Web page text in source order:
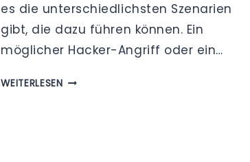
es die unterschiedlichsten Szenarien
gibt, die dazu führen können. Ein
möglicher Hacker-Angriff oder ein…
WEITERLESENUMGANG